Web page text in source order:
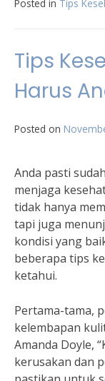
Posted in Tips
Tips
Harus
Posted on
Anda pasti
menjaga
tidak hanya
tapi juga
kondisi yang
beberapa tips
ketahui.
Pertama-tama,
kelembapan
Amanda Doyle,
kerusakan dan